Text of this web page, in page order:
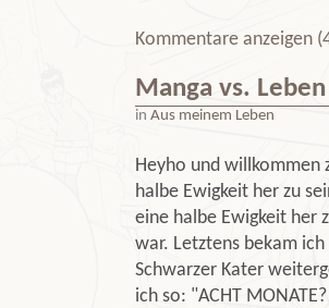
Kommentare anzeigen
Manga vs. Leben
in Aus meinem Leben
Heyho und willkommen
halbe Ewigkeit her zu
eine halbe Ewigkeit her
war. Letztens bekam
Schwarzer Kater
ich so: "ACHT